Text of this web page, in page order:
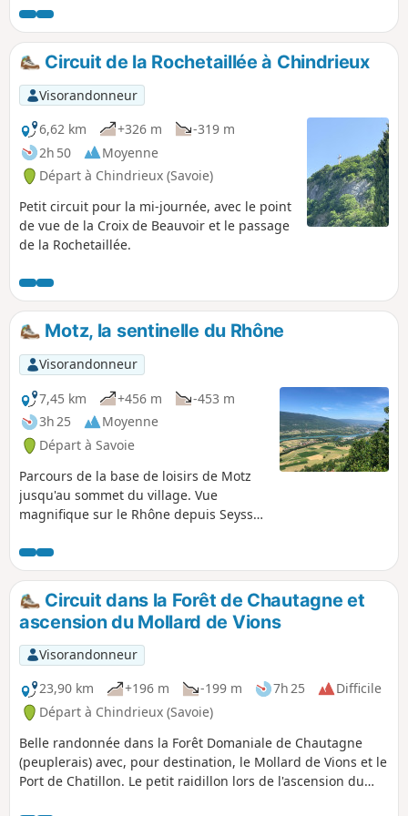
Nombreux panoramas sur le Jura, les Bornes
les Aravis et les Bauges.
Circuit de la Rochetaillée à Chindrieux
Visorandonneur
6,62 km
+326 m
-319 m
2h 50
Moyenne
Départ à Chindrieux (Savoie)
Petit circuit pour la mi-journée, avec le point
de vue de la Croix de Beauvoir et le passage
de la Rochetaillée.
Motz, la sentinelle du Rhône
Visorandonneur
7,45 km
+456 m
-453 m
3h 25
Moyenne
Départ à Savoie
Parcours de la base de loisirs de Motz
jusqu'au sommet du village. Vue
magnifique sur le Rhône depuis Seyssel
Circuit dans la Forêt de Chautagne et
ascension du Mollard de Vions
Visorandonneur
23,90 km
+196 m -199 m 7h 25
Difficile
Départ à Chindrieux (Savoie)
Belle randonnée dans la Forêt Domaniale de Chautagne
(peuplerais) avec, pour destination, le Mollard de Vions et le
Port de Chatillon. Le petit raidillon lors de l'ascension du